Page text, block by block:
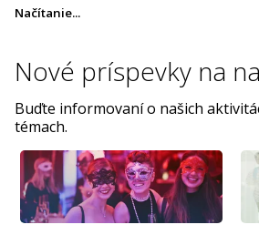
Načítanie...
Nové príspevky na
Buďte informovaní o našich
témach.